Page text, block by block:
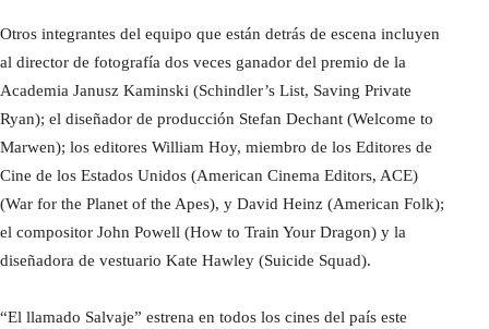
Otros integrantes del equipo que están detrás de escena incluyen
al director de fotografía dos veces ganador del premio de la
Academia Janusz Kaminski (Schindler’s List, Saving Private
Ryan); el diseñador de producción Stefan Dechant (Welcome to
Marwen); los editores William Hoy, miembro de los Editores de
Cine de los Estados Unidos (American Cinema Editors, ACE)
(War for the Planet of the Apes), y David Heinz (American Folk);
el compositor John Powell (How to Train Your Dragon) y la
diseñadora de vestuario Kate Hawley (Suicide Squad).
“El llamado Salvaje” estrena en todos los cines del país este